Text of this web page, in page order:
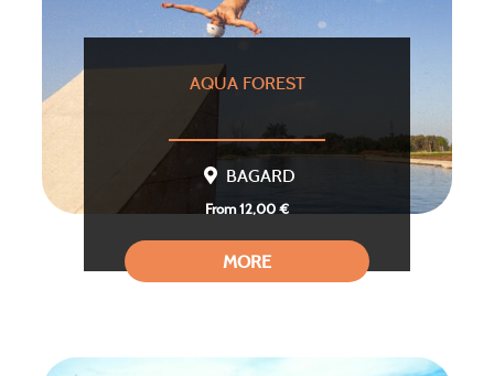
AQUA FOREST
BAGARD
From 12,00 €
MORE